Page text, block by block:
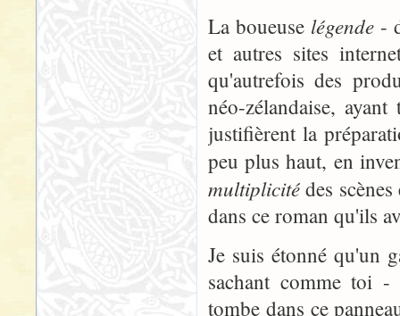
La boueuse légende -
et autres sites
qu'autrefois des
néo-zélandaise,
justifièrent la
peu plus haut, en
multiplicité des
dans ce roman qu'ils
Je suis étonné qu'un
sachant comme toi -
tombe dans ce